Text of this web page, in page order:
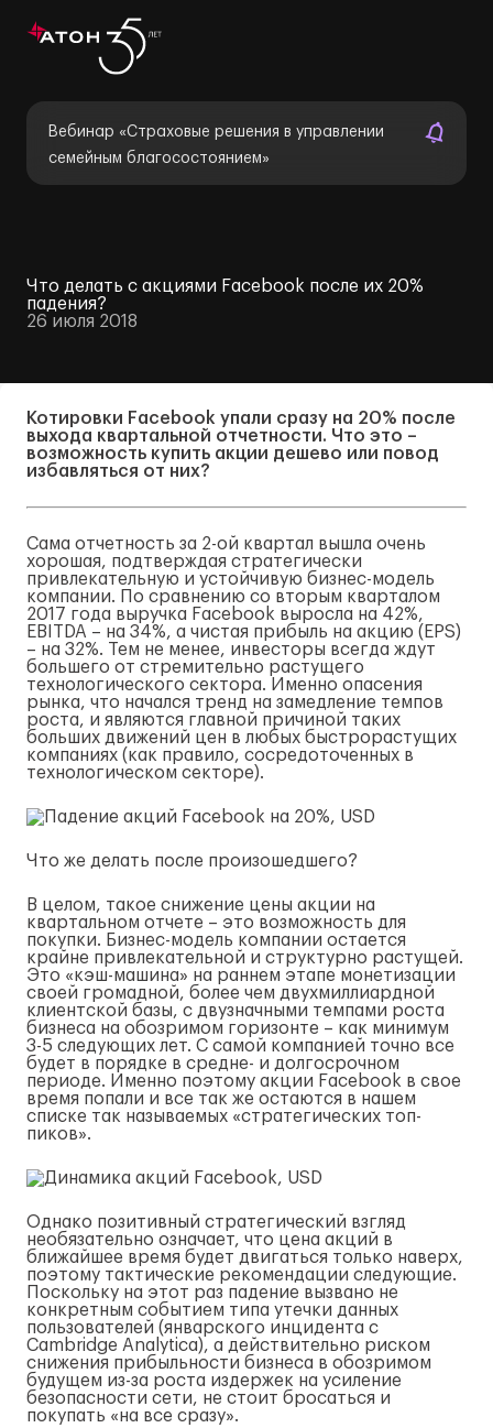
Вебинар «Страховые решения в управлении
семейным благосостоянием»
Что делать с акциями Facebook после их 20%
падения?
26 июля 2018
Котировки Facebook упали сразу на 20% после
выхода квартальной отчетности. Что это –
возможность купить акции дешево или повод
избавляться от них?
Сама отчетность за 2-ой квартал вышла очень
хорошая, подтверждая стратегически
привлекательную и устойчивую бизнес-модель
компании. По сравнению со вторым кварталом
2017 года выручка Facebook выросла на 42%,
EBITDA – на 34%, а чистая прибыль на акцию (EPS)
– на 32%. Тем не менее, инвесторы всегда ждут
большего от стремительно растущего
технологического сектора. Именно опасения
рынка, что начался тренд на замедление темпов
роста, и являются главной причиной таких
больших движений цен в любых быстрорастущих
компаниях (как правило, сосредоточенных в
технологическом секторе).
Что же делать после произошедшего?
В целом, такое снижение цены акции на
квартальном отчете – это возможность для
покупки. Бизнес-модель компании остается
крайне привлекательной и структурно растущей.
Это «кэш-машина» на раннем этапе монетизации
своей громадной, более чем двухмиллиардной
клиентской базы, с двузначными темпами роста
бизнеса на обозримом горизонте – как минимум
3-5 следующих лет. С самой компанией точно все
будет в порядке в средне- и долгосрочном
периоде. Именно поэтому акции Facebook в свое
время попали и все так же остаются в нашем
списке так называемых «стратегических топ-
пиков».
Однако позитивный стратегический взгляд
необязательно означает, что цена акций в
ближайшее время будет двигаться только наверх,
поэтому тактические рекомендации следующие.
Поскольку на этот раз падение вызвано не
конкретным событием типа утечки данных
пользователей (январского инцидента с
Cambridge Analytica), а действительно риском
снижения прибыльности бизнеса в обозримом
будущем из-за роста издержек на усиление
безопасности сети, не стоит бросаться и
покупать «на все сразу».